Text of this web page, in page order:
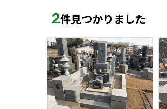
2件見つかりました